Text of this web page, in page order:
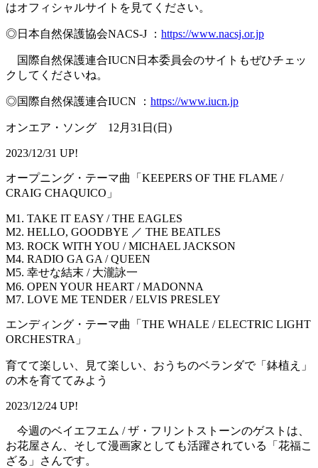
はオフィシャルサイトを見てください。
◎日本自然保護協会NACS-J ： https://www.nacsj.or.jp
国際自然保護連合IUCN日本委員会のサイトもぜひチェッ
クしてくださいね。
◎国際自然保護連合IUCN ： https://www.iucn.jp
オンエア・ソング 12月31日(日)
2023/12/31 UP!
オープニング・テーマ曲「KEEPERS OF THE FLAME /
CRAIG CHAQUICO」
M1. TAKE IT EASY / THE EAGLES
M2. HELLO, GOODBYE ／ THE BEATLES
M3. ROCK WITH YOU / MICHAEL JACKSON
M4. RADIO GA GA / QUEEN
M5. 幸せな結末 / 大瀧詠一
M6. OPEN YOUR HEART / MADONNA
M7. LOVE ME TENDER / ELVIS PRESLEY
エンディング・テーマ曲「THE WHALE / ELECTRIC LIGHT
ORCHESTRA」
育てて楽しい、見て楽しい、おうちのベランダで「鉢植え」
の木を育ててみよう
2023/12/24 UP!
今週のベイエフエム / ザ・フリントストーンのゲストは、
お花屋さん、そして漫画家としても活躍されている「花福こ
ざる」さんです。